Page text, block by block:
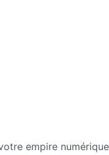
empire numérique